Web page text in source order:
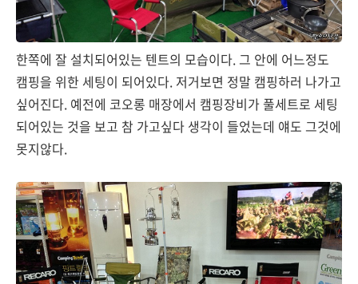
한쪽에 잘 설치되어있는 텐트의 모습이다. 그 안에 어느정도
캠핑을 위한 세팅이 되어있다. 저거보면 정말 캠핑하러 나가고
싶어진다. 예전에 코오롱 매장에서 캠핑장비가 풀세트로 세팅
되어있는 것을 보고 참 가고싶다 생각이 들었는데 얘도 그것에
못지않다.